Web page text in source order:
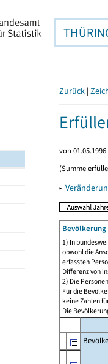
Zurück |
von
(Summe
▸
1) In
obwohl die
erfassten
Differenz von
2) Die
Für die
keine Zahlen
Die